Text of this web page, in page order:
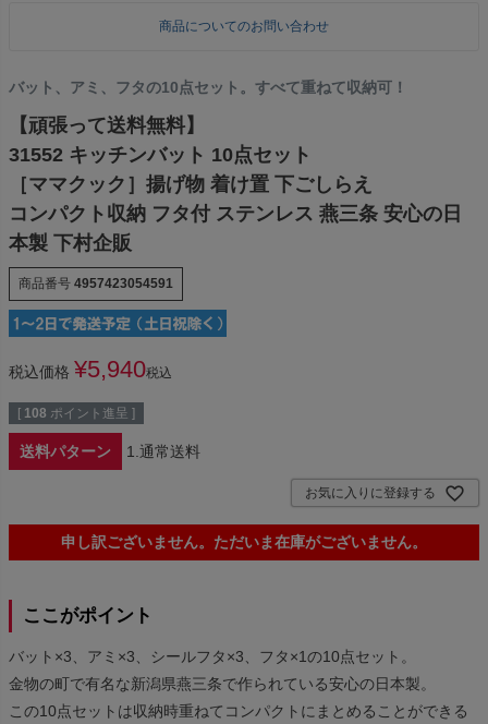
商品についてのお問い合わせ
バット、アミ、フタの10点セット。すべて重ねて収納可！
【頑張って送料無料】
31552 キッチンバット 10点セット
［ママクック］揚げ物 着け置 下ごしらえ
コンパクト収納 フタ付 ステンレス 燕三条 安心の日
本製 下村企販
商品番号 4957423054591
税込価格 ¥5,940税込
[ 108 ポイント進呈 ]
送料パターン 1.通常送料
お気に入りに登録する
申し訳ございません。ただいま在庫がございません。
ここがポイント
バット×3、アミ×3、シールフタ×3、フタ×1の10点セット。
金物の町で有名な新潟県燕三条で作られている安心の日本製。
この10点セットは収納時重ねてコンパクトにまとめることができる